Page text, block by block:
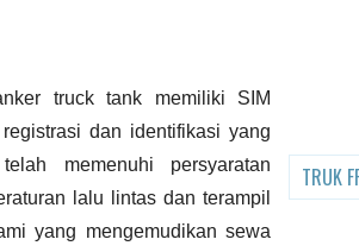
truck tank memiliki SIM
dan identifikasi yang
memenuhi persyaratan
lalu lintas dan terampil
yang mengemudikan sewa
TRUK